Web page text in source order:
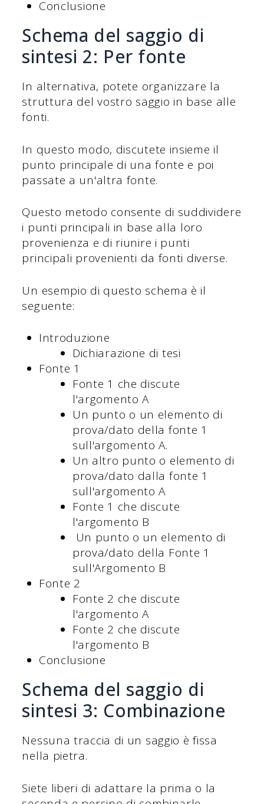
Conclusione
Schema del saggio di
sintesi 2: Per fonte
In alternativa, potete organizzare la
struttura del vostro saggio in base alle
fonti.
In questo modo, discutete insieme il
punto principale di una fonte e poi
passate a un'altra fonte.
Questo metodo consente di suddividere
i punti principali in base alla loro
provenienza e di riunire i punti
principali provenienti da fonti diverse.
Un esempio di questo schema è il
seguente:
Introduzione
Dichiarazione di tesi
Fonte 1
Fonte 1 che discute
l'argomento A
Un punto o un elemento di
prova/dato della fonte 1
sull'argomento A.
Un altro punto o elemento di
prova/dato dalla fonte 1
sull'argomento A
Fonte 1 che discute
l'argomento B
Un punto o un elemento di
prova/dato della Fonte 1
sull'Argomento B
Fonte 2
Fonte 2 che discute
l'argomento A
Fonte 2 che discute
l'argomento B
Conclusione
Schema del saggio di
sintesi 3: Combinazione
Nessuna traccia di un saggio è fissa
nella pietra.
Siete liberi di adattare la prima o la